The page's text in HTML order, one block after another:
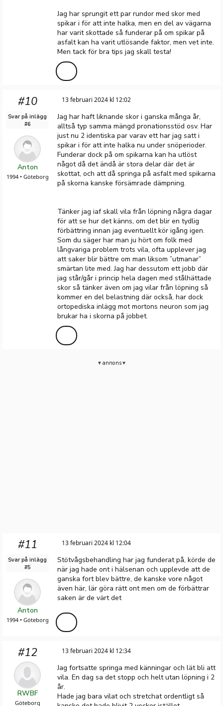
Jag har sprungit ett par rundor med skor med
spikar i för att inte halka, men en del av vägarna
har varit skottade så funderar på om spikar på
asfalt kan ha varit utlösande faktor, men vet inte.
Men tack för bra tips jag skall testa!
#10
Svar på inlägg
#6
Anton
1994 • Göteborg
13 februari 2024 kl 12:02
Jag har haft liknande skor i ganska många år,
alltså typ samma mängd pronationsstöd osv. Har
just nu 2 identiska par varav ett har jag satt i
spikar i för att inte halka nu under snöperioder.
Funderar dock på om spikarna kan ha utlöst
något då det ändå är stora delar där det är
skottat, och att då springa på asfalt med spikarna
på skorna kanske försämrade dämpning.
Tänker jag iaf skall vila från löpning några dagar
för att se hur det känns, om det blir en tydlig
förbättring innan jag eventuellt kör igång igen.
Som du säger har man ju hört om folk med
långvariga problem trots vila, ofta upplever jag
att saker blir bättre om man liksom ”utmanar”
smärtan lite med. Jag har dessutom ett jobb där
jag står/går i princip hela dagen med stålhättade
skor så tänker även om jag vilar från löpning så
kommer en del belastning där också, har dock
ortopediska inlägg mot mortons neuron som jag
brukar ha i skorna på jobbet.
annons
#11
Svar på inlägg
#5
Anton
1994 • Göteborg
13 februari 2024 kl 12:04
Stötvågsbehandling har jag funderat på, körde de
när jag hade ont i hälsenan och upplevde att de
ganska fort blev bättre, de kanske vore något
även här, lär göra rätt ont men om de förbättrar
saken är de värt det
#12
RWBF
Göteborg
13 februari 2024 kl 12:34
Jag fortsatte springa med känningar och lät bli att
vila. En dag sa det stopp och helt utan löpning i 2
år.
Hade jag bara vilat och stretchat ordentligt så